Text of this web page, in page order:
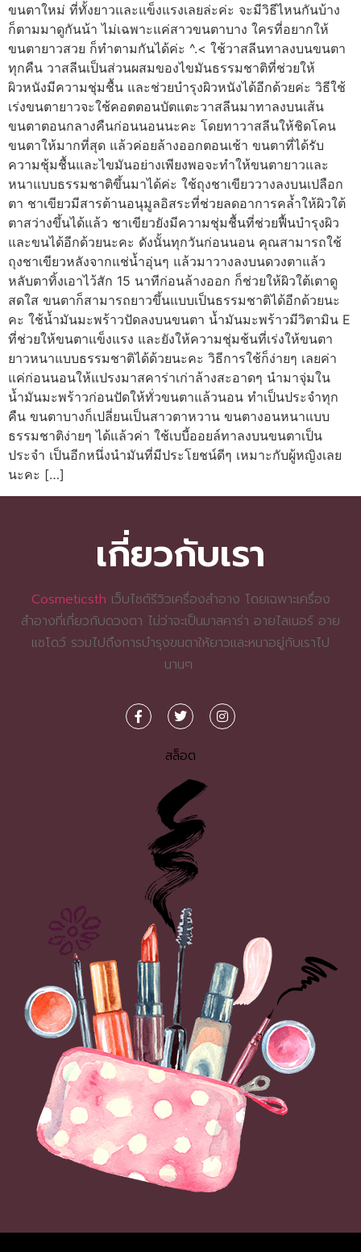
ขนตาใหม่ ที่ทั้งยาวและแข็งแรงเลยล่ะค่ะ จะมีวิธีไหนกันบ้าง
ก็ตามมาดูกันน้า ไม่เฉพาะแค่สาวขนตาบาง ใครที่อยากให้
ขนตายาวสวย ก็ทำตามกันได้ค่ะ ^.< ใช้วาสลีนทาลงบนขนตา
ทุกคืน วาสลีนเป็นส่วนผสมของไขมันธรรมชาติที่ช่วยให้
ผิวหนังมีความชุ่มชื้น และช่วยบำรุงผิวหนังได้อีกด้วยค่ะ วิธีใช้
เร่งขนตายาวจะใช้คอตตอนบัตแตะวาสลีนมาทาลงบนเส้น
ขนตาตอนกลางคืนก่อนนอนนะคะ โดยทาวาสลีนให้ชิดโคน
ขนตาให้มากที่สุด แล้วค่อยล้างออกตอนเช้า ขนตาที่ได้รับ
ความชุ้มชื้นและไขมันอย่างเพียงพอจะทำให้ขนตายาวและ
หนาแบบธรรมชาติขึ้นมาได้ค่ะ ใช้ถุงชาเขียววางลงบนเปลือก
ตา ชาเขียวมีสารต้านอนุมูลอิสระที่ช่วยลดอาการคล้ำให้ผิวใต้
ตาสว่างขึ้นได้แล้ว ชาเขียวยังมีความชุ่มชื้นที่ช่วยฟื้นบำรุงผิว
และขนได้อีกด้วยนะคะ ดังนั้นทุกวันก่อนนอน คุณสามารถใช้
ถุงชาเขียวหลังจากแช่น้ำอุ่นๆ แล้วมาวางลงบนดวงตาแล้ว
หลับตาทิ้งเอาไว้สัก 15 นาทีก่อนล้างออก ก็ช่วยให้ผิวใต้เตาดู
สดใส ขนตาก็สามารถยาวขึ้นแบบเป็นธรรมชาติได้อีกด้วยนะ
คะ ใช้น้ำมันมะพร้าวปัดลงบนขนตา น้ำมันมะพร้าวมีวิตามิน E
ที่ช่วยให้ขนตาแข็งแรง และยังให้ความชุ่มช้นที่เร่งให้ขนตา
ยาวหนาแบบธรรมชาติได้ด้วยนะคะ วิธีการใช้ก็ง่ายๆ เลยค่า
แค่ก่อนนอนให้แปรงมาสคาร่าเก่าล้างสะอาดๆ นำมาจุ่มใน
น้ำมันมะพร้าวก่อนปัดให้ทั่วขนตาแล้วนอน ทำเป็นประจำทุก
คืน ขนตาบางก็เปลี่ยนเป็นสาวตาหวาน ขนตางอนหนาแบบ
ธรรมชาติง่ายๆ ได้แล้วค่า ใช้เบบี้ออยล์ทาลงบนขนตาเป็น
ประจำ เป็นอีกหนึ่งนำมันที่มีประโยชน์ดีๆ เหมาะกับผู้หญิงเลย
นะคะ […]
เกี่ยวกับเรา
Cosmeticsth เว็บไซต์รีวิวเครื่องสำอาง โดยเฉพาะเครื่อง
สำอางที่เกี่ยวกับดวงตา ไม่ว่าจะเป็นมาสคาร่า อายไลเนอร์ อาย
แชโดว์ รวมไปถึงการบำรุงขนตาให้ยาวและหนาอยู่กับเราไป
นานๆ
สล็อต